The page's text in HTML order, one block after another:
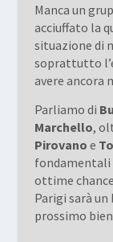
Manca un
acciuffato la
situazione di
soprattutto
avere ancora
Parliamo di
Marchello,
Pirovano e
fondamentali
ottime
Parigi sarà
prossimo